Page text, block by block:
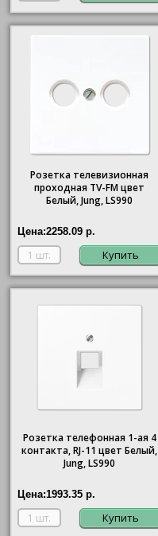
Розетка телевизионная
проходная ТV-FМ цвет
Белый, Jung, LS990
Цена:2258.09 р.
Купить
Розетка телефонная 1-ая 4
контакта, RJ-11 цвет Белый,
Jung, LS990
Цена:1993.35 р.
Купить